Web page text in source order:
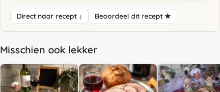
Direct naar recept ↓ Beoordeel dit recept ★
Misschien ook lekker